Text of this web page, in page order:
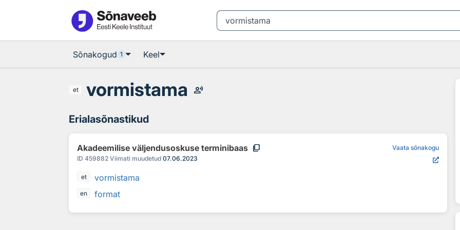
Sõnakogud 1 Keel
et vormistama record_voice_over
Erialasõnastikud
Akadeemilise väljendusoskuse terminibaas content_copy
ID 459882 Viimati muudetud 07.06.2023
Vaata sõnakogu
et vormistama
en format